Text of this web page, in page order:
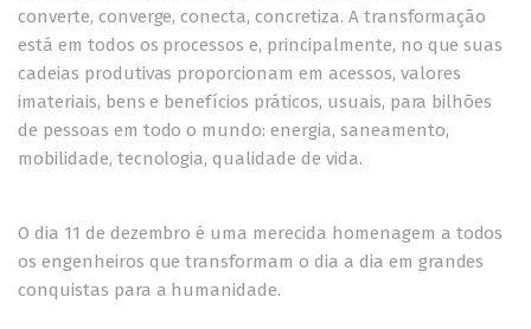
converte, converge, conecta, concretiza. A transformação
está em todos os processos e, principalmente, no que suas
cadeias produtivas proporcionam em acessos, valores
imateriais, bens e benefícios práticos, usuais, para bilhões
de pessoas em todo o mundo: energia, saneamento,
mobilidade, tecnologia, qualidade de vida.
O dia 11 de dezembro é uma merecida homenagem a todos
os engenheiros que transformam o dia a dia em grandes
conquistas para a humanidade.